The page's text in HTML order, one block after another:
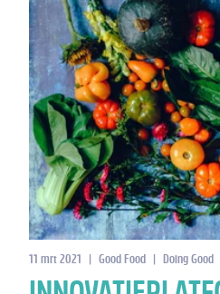
11 mrt 2021 | Good Food | Doing Good